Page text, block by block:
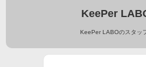
KeePer
KeePer LABOのスタッ